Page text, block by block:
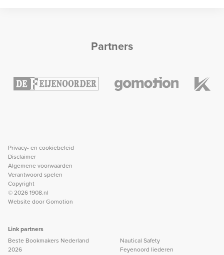
Partners
Privacy- en cookiebeleid
Disclaimer
Algemene voorwaarden
Verantwoord spelen
Copyright
© 2026 1908.nl
Website doorGomotion
Link partners
Beste Bookmakers Nederland
2026
Nautical Safety
Feyenoord liederen